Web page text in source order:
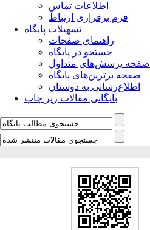
اطلاعات تماس
فرم برقراری ارتباط
تسهیلات پایگاه
راهنمای صفحات
جستجو در پایگاه
صفحه پرسش‌های متداول
صفحه برترین‌های پایگاه
اطلاع‌رسانی به دوستان
بایگانی مقالات زیر چاپ